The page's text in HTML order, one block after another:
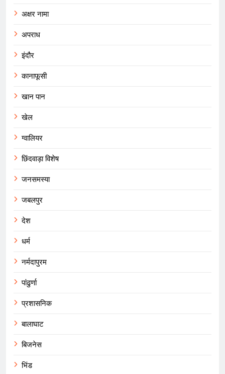
अक्षर नामा
अपराध
इंदौर
कानाफूसी
खान पान
खेल
ग्वालियर
छिंदवाड़ा विशेष
जनसमस्या
जबलपुर
देश
धर्म
नर्मदापुरम
पांढुर्णा
प्रशासनिक
बालाघाट
बिजनेस
भिंड